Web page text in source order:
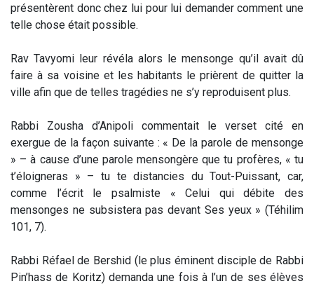
présentèrent donc chez lui pour lui demander comment une
telle chose était possible.
Rav Tavyomi leur révéla alors le mensonge qu’il avait dû
faire à sa voisine et les habitants le prièrent de quitter la
ville afin que de telles tragédies ne s’y reproduisent plus.
Rabbi Zousha d’Anipoli commentait le verset cité en
exergue de la façon suivante : « De la parole de mensonge
» – à cause d’une parole mensongère que tu profères, « tu
t’éloigneras » – tu te distancies du Tout-Puissant, car,
comme l’écrit le psalmiste « Celui qui débite des
mensonges ne subsistera pas devant Ses yeux » (Téhilim
101, 7).
Rabbi Réfael de Bershid (le plus éminent disciple de Rabbi
Pin’hass de Koritz) demanda une fois à l’un de ses élèves